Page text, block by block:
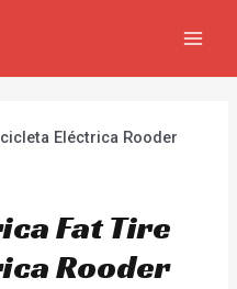
Fat Tire
Rooder